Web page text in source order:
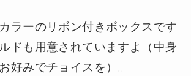
ラーのリボン付きボックスです
ドも用意されていますよ（中身
好みでチョイスを）。